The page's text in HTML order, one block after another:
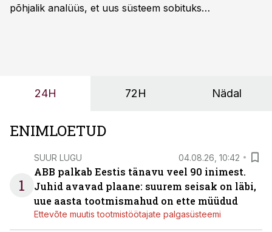
põhjalik analüüs, et uus süsteem sobituks
OÜ tegevjuht Sander Mitendorf.
24H 72H Nädal
ENIMLOETUD
1
SUUR LUGU 04.08.26, 10:42
ABB palkab Eestis tänavu veel 90 inimest.
Juhid avavad plaane: suurem seisak on läbi,
uue aasta tootmismahud on ette müüdud
Ettevõte muutis tootmistöötajate palgasüsteemi